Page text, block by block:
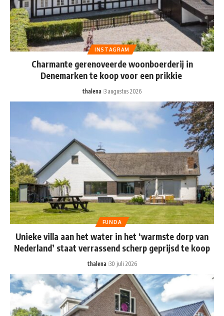
INSTAGRAM
Charmante gerenoveerde woonboerderij in
Denemarken te koop voor een prikkie
thalena 3 augustus 2026
FUNDA
Unieke villa aan het water in het ‘warmste dorp van
Nederland’ staat verrassend scherp geprijsd te koop
thalena 30 juli 2026